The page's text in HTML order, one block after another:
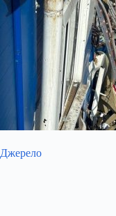
Джерело